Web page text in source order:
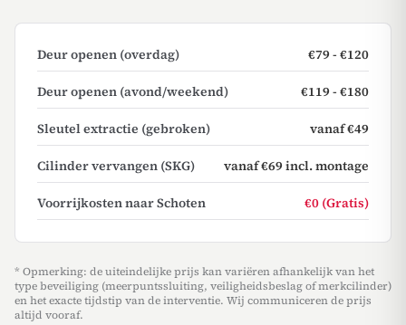
Deur openen (overdag) €79 - €120
Deur openen (avond/weekend) €119 - €180
Sleutel extractie (gebroken) vanaf €49
Cilinder vervangen (SKG) vanaf €69 incl. montage
Voorrijkosten naar Schoten €0 (Gratis)
* Opmerking: de uiteindelijke prijs kan variëren afhankelijk van het
type beveiliging (meerpuntssluiting, veiligheidsbeslag of merkcilinder)
en het exacte tijdstip van de interventie. Wij communiceren de prijs
altijd vooraf.